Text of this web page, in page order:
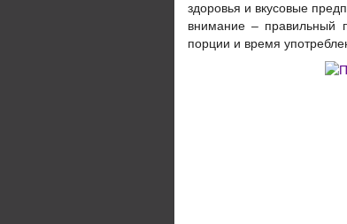
здоровья и вкусовые
внимание –
порции и время